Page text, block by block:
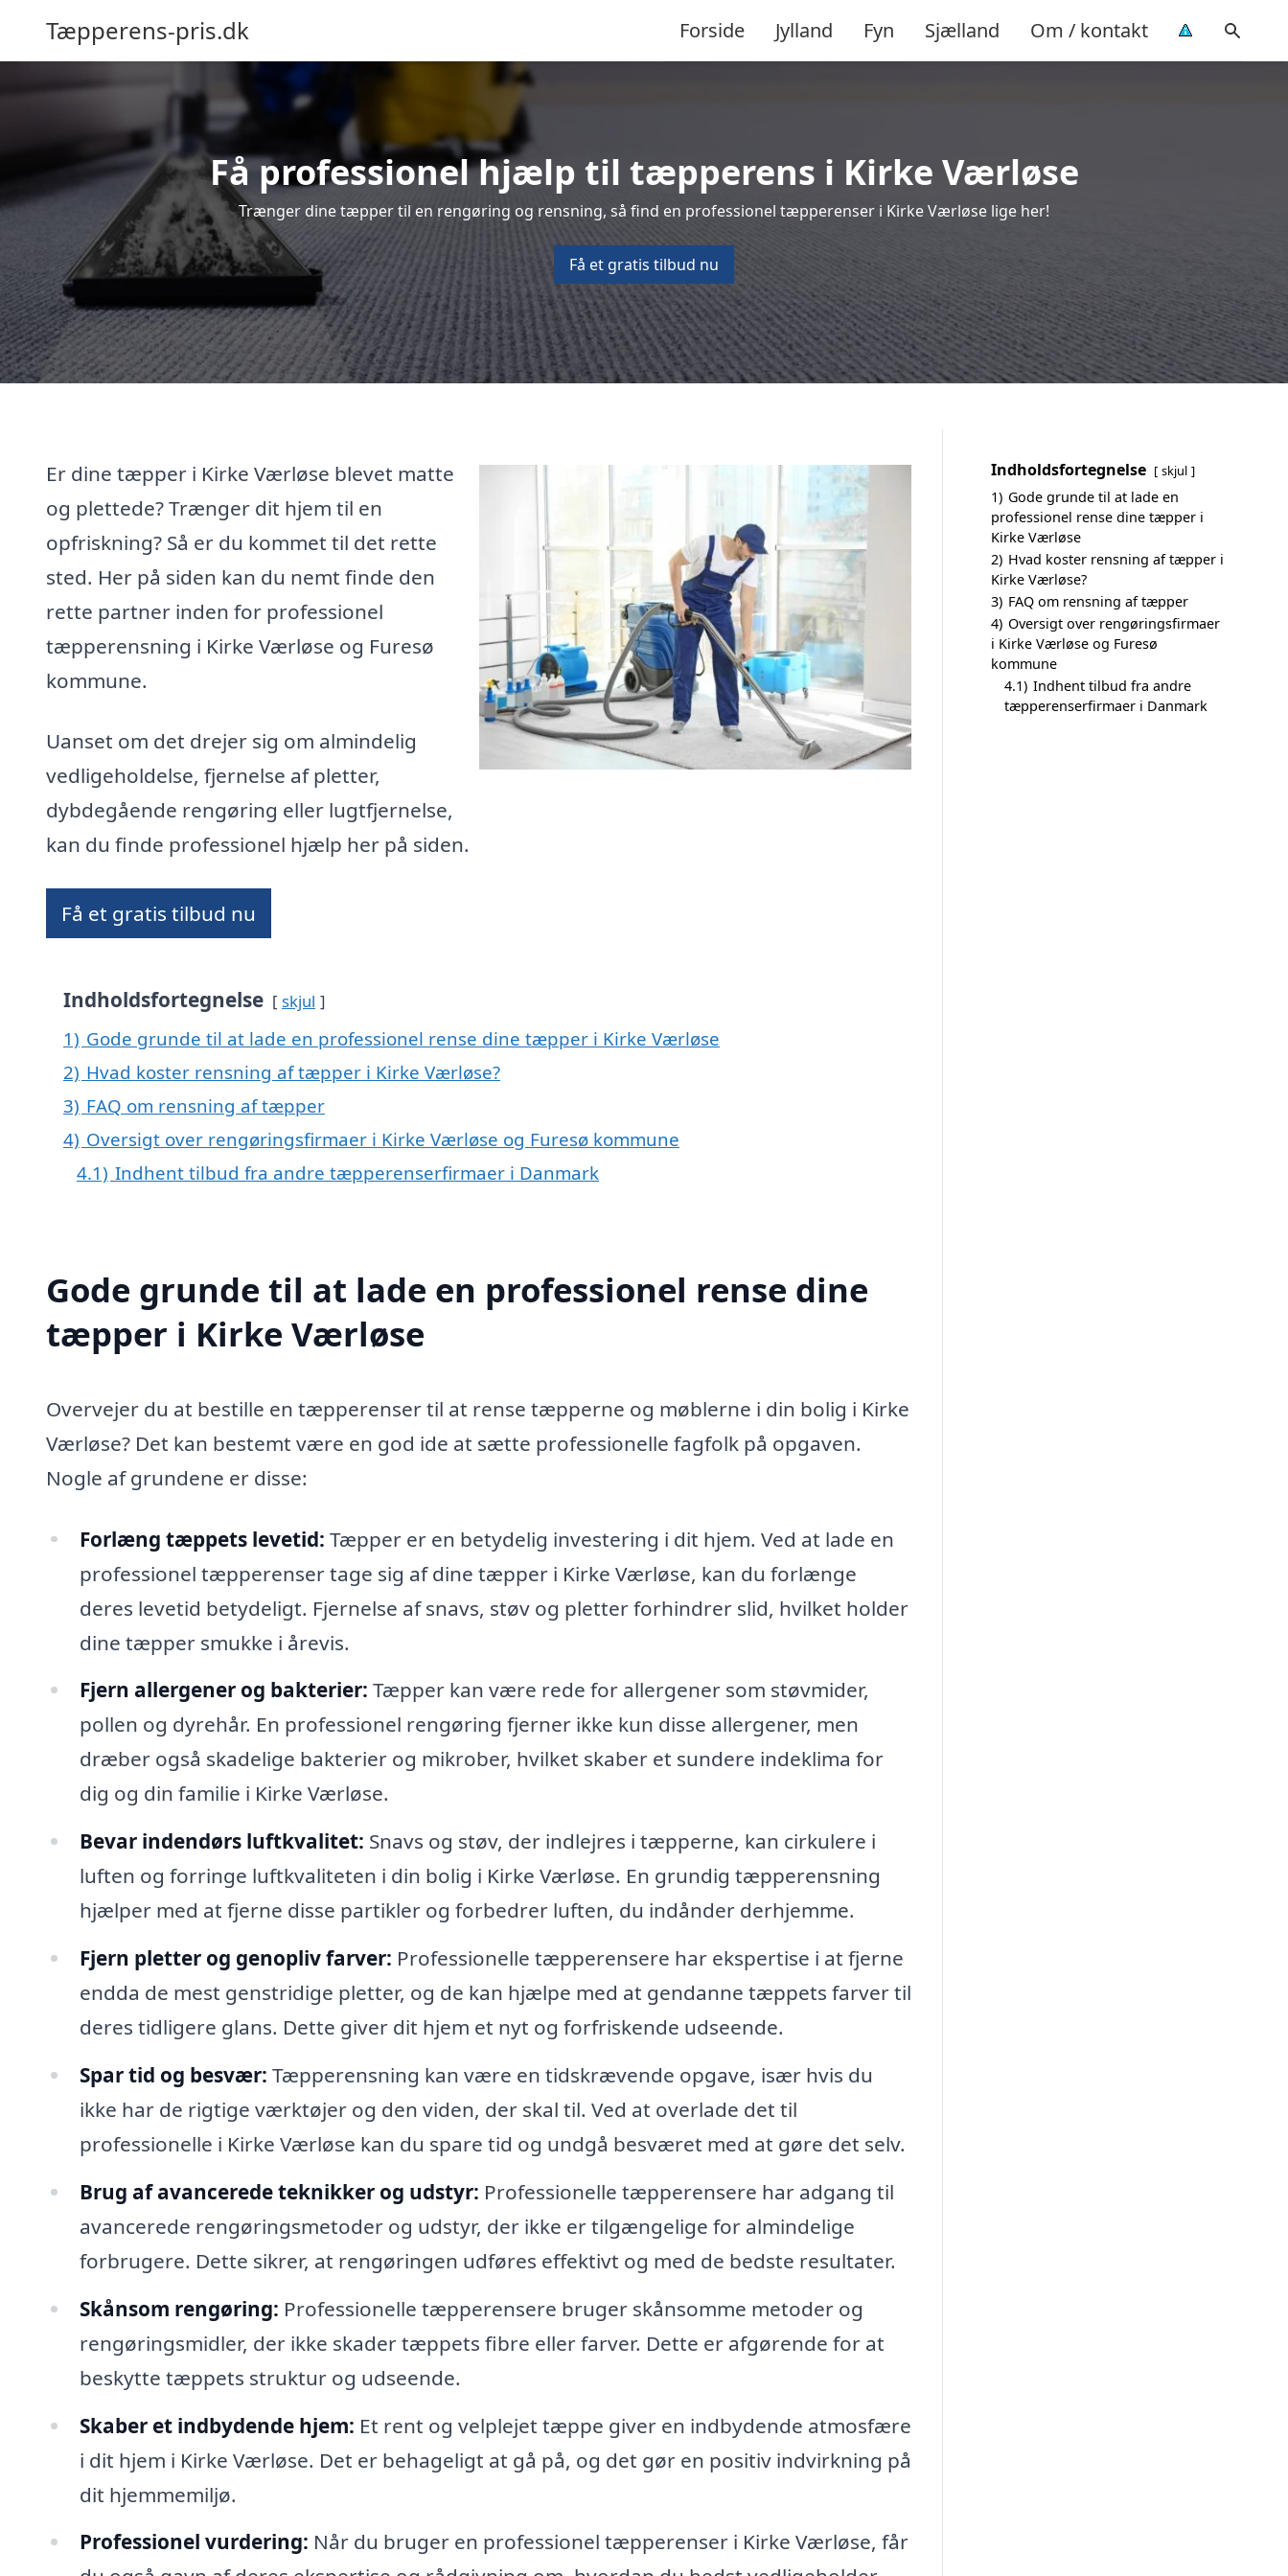
Tæpperens-pris.dk Forside Jylland Fyn Sjælland Om / kontakt
Få professionel hjælp til tæpperens i Kirke Værløse
Trænger dine tæpper til en rengøring og rensning, så find en professionel tæpperenser i Kirke Værløse lige her!
Få et gratis tilbud nu
Er dine tæpper i Kirke Værløse blevet matte
og plettede? Trænger dit hjem til en
opfriskning? Så er du kommet til det rette
sted. Her på siden kan du nemt finde den
rette partner inden for professionel
tæpperensning i Kirke Værløse og Furesø
kommune.
Uanset om det drejer sig om almindelig
vedligeholdelse, fjernelse af pletter,
dybdegående rengøring eller lugtfjernelse,
kan du finde professionel hjælp her på siden.
Få et gratis tilbud nu
Indholdsfortegnelse skjul
1) Gode grunde til at lade en professionel rense dine tæpper i Kirke Værløse
2) Hvad koster rensning af tæpper i Kirke Værløse?
3) FAQ om rensning af tæpper
4) Oversigt over rengøringsfirmaer i Kirke Værløse og Furesø kommune
4.1) Indhent tilbud fra andre tæpperenserfirmaer i Danmark
Gode grunde til at lade en professionel rense dine
tæpper i Kirke Værløse
Overvejer du at bestille en tæpperenser til at rense tæpperne og møblerne i din bolig i Kirke
Værløse? Det kan bestemt være en god ide at sætte professionelle fagfolk på opgaven.
Nogle af grundene er disse:
Forlæng tæppets levetid: Tæpper er en betydelig investering i dit hjem. Ved at lade en
professionel tæpperenser tage sig af dine tæpper i Kirke Værløse, kan du forlænge
deres levetid betydeligt. Fjernelse af snavs, støv og pletter forhindrer slid, hvilket holder
dine tæpper smukke i årevis.
Fjern allergener og bakterier: Tæpper kan være rede for allergener som støvmider,
pollen og dyrehår. En professionel rengøring fjerner ikke kun disse allergener, men
dræber også skadelige bakterier og mikrober, hvilket skaber et sundere indeklima for
dig og din familie i Kirke Værløse.
Bevar indendørs luftkvalitet: Snavs og støv, der indlejres i tæpperne, kan cirkulere i
luften og forringe luftkvaliteten i din bolig i Kirke Værløse. En grundig tæpperensning
hjælper med at fjerne disse partikler og forbedrer luften, du indånder derhjemme.
Fjern pletter og genopliv farver: Professionelle tæpperensere har ekspertise i at fjerne
endda de mest genstridige pletter, og de kan hjælpe med at gendanne tæppets farver til
deres tidligere glans. Dette giver dit hjem et nyt og forfriskende udseende.
Spar tid og besvær: Tæpperensning kan være en tidskrævende opgave, især hvis du
ikke har de rigtige værktøjer og den viden, der skal til. Ved at overlade det til
professionelle i Kirke Værløse kan du spare tid og undgå besværet med at gøre det selv.
Brug af avancerede teknikker og udstyr: Professionelle tæpperensere har adgang til
avancerede rengøringsmetoder og udstyr, der ikke er tilgængelige for almindelige
forbrugere. Dette sikrer, at rengøringen udføres effektivt og med de bedste resultater.
Skånsom rengøring: Professionelle tæpperensere bruger skånsomme metoder og
rengøringsmidler, der ikke skader tæppets fibre eller farver. Dette er afgørende for at
beskytte tæppets struktur og udseende.
Skaber et indbydende hjem: Et rent og velplejet tæppe giver en indbydende atmosfære
i dit hjem i Kirke Værløse. Det er behageligt at gå på, og det gør en positiv indvirkning på
dit hjemmemiljø.
Professionel vurdering: Når du bruger en professionel tæpperenser i Kirke Værløse, får
Indholdsfortegnelse skjul
1) Gode grunde til at lade en
professionel rense dine tæpper i
Kirke Værløse
2) Hvad koster rensning af tæpper i
Kirke Værløse?
3) FAQ om rensning af tæpper
4) Oversigt over rengøringsfirmaer
i Kirke Værløse og Furesø
kommune
4.1) Indhent tilbud fra andre
tæpperenserfirmaer i Danmark